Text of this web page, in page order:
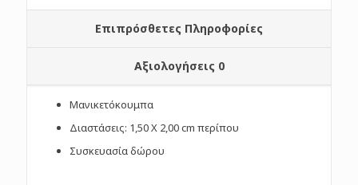
Επιπρόσθετες Πληροφορίες
Αξιολογήσεις 0
Μανικετόκουμπα
Διαστάσεις: 1,50 X 2,00 cm περίπου
Συσκευασία δώρου